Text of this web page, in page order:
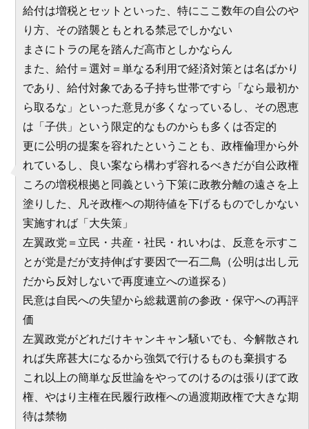
給付は増税とセットといった、特にここ数年の自公のや
り方、その踏襲ともとれる禁忌でしかない
まさにトラの尾を踏んだ高市としかならん
また、給付＝選対＝単なる利用で経済対策とは名ばかり
であり、給付対象である子持ち世帯ですら「なら最初か
ら取るな」といった意見が多くなっているし、その恩恵
は「子供」という限定的なものからも多くは否定的
更に公明の提案を容れたということも、政権倫理から外
れているし、良い案なら構わず容れるべきだが自公政権
ころの増税根拠と同義という下策に政教分離の遠さを上
塗りした、凡そ政権への期待値を下げるものでしかない
実施すれば「大失策」
左翼政党＝立民・共産・社民・れいわは、反意を示すこ
とが党是だが支持伸ばす要因で一石二鳥（公明は出し元
だから反対しないで再度連立への道探る）
民意は自民への失望から総裁選前の参政・保守への再評
価
左翼政党がどれだけキャンキャン騒いでも、今解散され
れば失席甚大になるから強気で行けるものも棄損する
これ以上の簡単な反世論をやってのけるのは張りぼて政
権、やはり主権在民履行政権への過渡期政権で大きな期
待は禁物